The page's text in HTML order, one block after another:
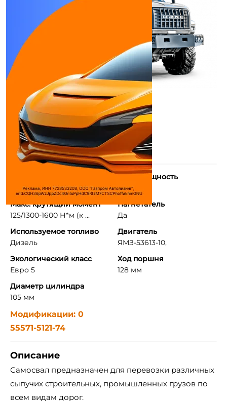
Макс. мощность
310 л.с.
Макс. крутящий момент
125/1300-1600 Н*м (к ...
Нагнетатель
Да
Используемое топливо
Дизель
Двигатель
ЯМЗ-53613-10,
Экологический класс
Евро 5
Ход поршня
128 мм
Диаметр цилиндра
105 мм
Модификации: 0
55571-5121-74
Описание
Самосвал предназначен для перевозки различных
сыпучих строительных, промышленных грузов по
всем видам дорог.